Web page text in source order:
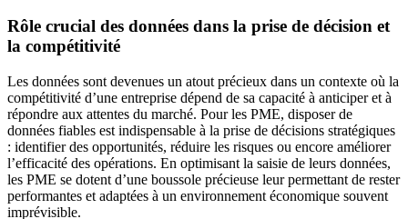
Rôle crucial des données dans la prise de décision et
la compétitivité
Les données sont devenues un atout précieux dans un contexte où la
compétitivité d’une entreprise dépend de sa capacité à anticiper et à
répondre aux attentes du marché. Pour les PME, disposer de
données fiables est indispensable à la prise de décisions stratégiques
: identifier des opportunités, réduire les risques ou encore améliorer
l’efficacité des opérations. En optimisant la saisie de leurs données,
les PME se dotent d’une boussole précieuse leur permettant de rester
performantes et adaptées à un environnement économique souvent
imprévisible.